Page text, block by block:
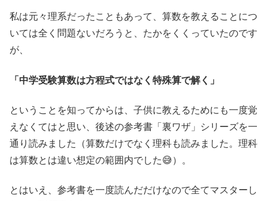
私は元々理系だったこともあって、算数を教えることにつ
いては全く問題ないだろうと、たかをくくっていたのです
が、
「中学受験算数は方程式ではなく特殊算で解く」
ということを知ってからは、子供に教えるためにも一度覚
えなくてはと思い、後述の参考書「裏ワザ」シリーズを一
通り読みました（算数だけでなく理科も読みました。理科
は算数とは違い想定の範囲内でした😅）。
とはいえ、参考書を一度読んだだけなので全てマスターし